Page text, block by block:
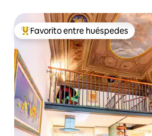
Favorito entre huéspedes preferido
Favorito entre huéspedes